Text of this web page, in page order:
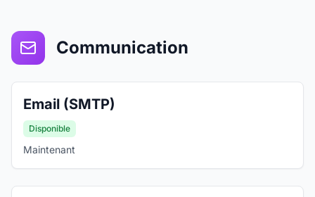
Communication
Email (SMTP)
Disponible
Maintenant